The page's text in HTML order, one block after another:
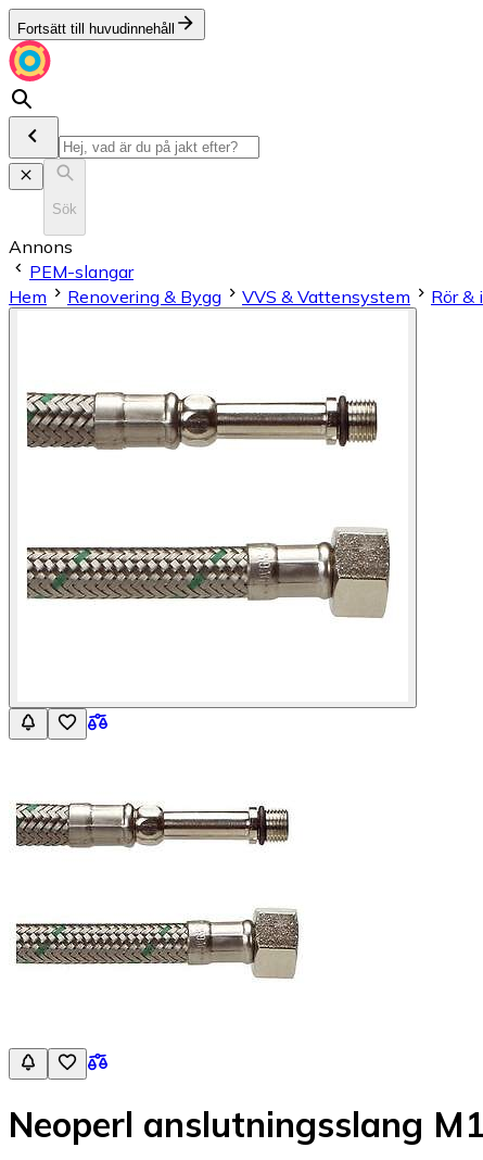
Fortsätt till huvudinnehåll
Sök
Annons
PEM-slangar
Hem
Renovering & Bygg VVS & Vattensystem Rör &
Neoperl anslutningsslang